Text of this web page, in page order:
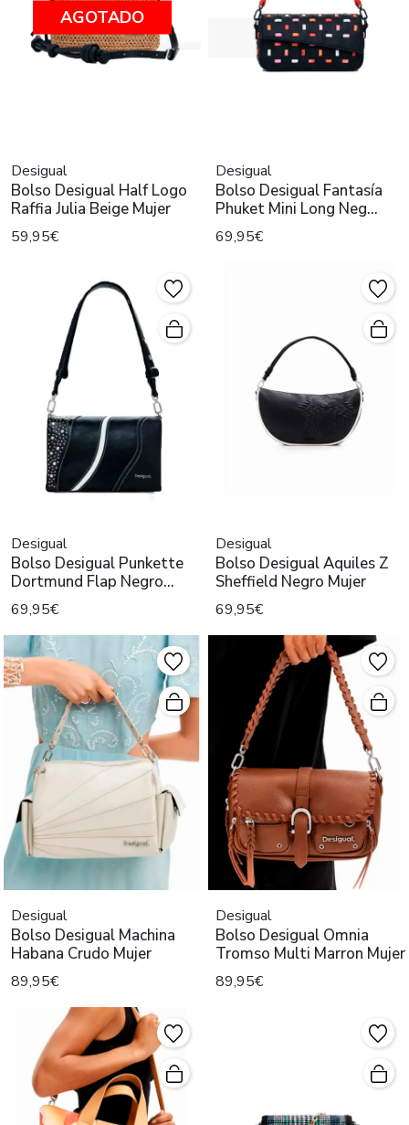
AGOTADO
Desigual
Bolso Desigual Half Logo
Raffia Julia Beige Mujer
59,95€
Desigual
Bolso Desigual Fantasía
Phuket Mini Long Neg
Mujer
69,95€
Desigual
Bolso Desigual Punkette
Dortmund Flap Negro
Mujer
69,95€
Desigual
Bolso Desigual Aquiles Z
Sheffield Negro Mujer
69,95€
Desigual
Bolso Desigual Machina
Habana Crudo Mujer
89,95€
Desigual
Bolso Desigual Omnia
Tromso Multi Marron Mujer
89,95€